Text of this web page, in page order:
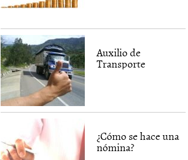
Auxilio de
Transporte
¿Cómo se hace una
nómina?